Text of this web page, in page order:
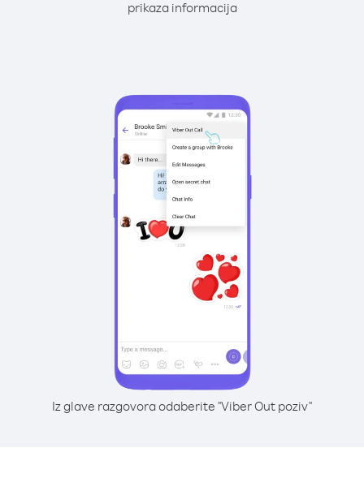
prikaza informacija
Iz glave razgovora odaberite "Viber Out poziv"